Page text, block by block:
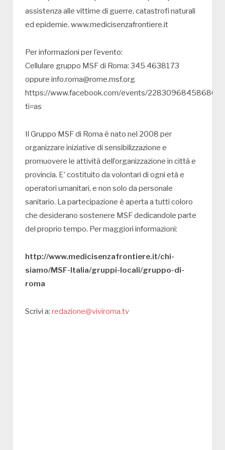
assistenza alle vittime di guerre, catastrofi naturali
ed epidemie. www.medicisenzafrontiere.it
Per informazioni per l’evento:
Cellulare gruppo MSF di Roma: 345 4638173
oppure info.roma@rome.msf.org
https://www.facebook.com/events/228309684586800/
ti=as
Il Gruppo MSF di Roma è nato nel 2008 per
organizzare iniziative di sensibilizzazione e
promuovere le attività dell’organizzazione in città e
provincia. E’ costituito da volontari di ogni età e
operatori umanitari, e non solo da personale
sanitario. La partecipazione è aperta a tutti coloro
che desiderano sostenere MSF dedicandole parte
del proprio tempo. Per maggiori informazioni:
http://www.medicisenzafrontiere.it/chi-
siamo/MSF-Italia/gruppi-locali/gruppo-di-
roma
Scrivi a: redazione@viviroma.tv